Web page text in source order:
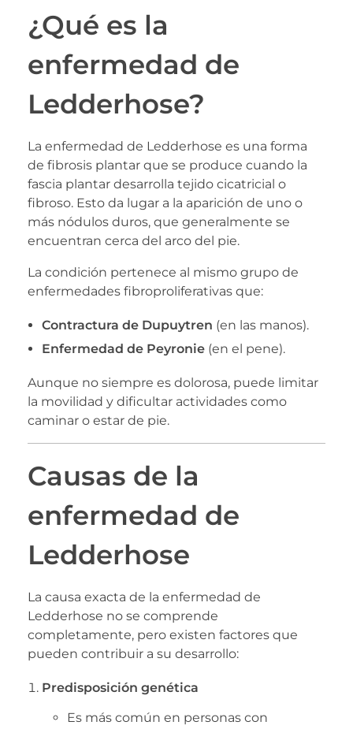
¿Qué es la
enfermedad de
Ledderhose?
La enfermedad de Ledderhose es una forma
de fibrosis plantar que se produce cuando la
fascia plantar desarrolla tejido cicatricial o
fibroso. Esto da lugar a la aparición de uno o
más nódulos duros, que generalmente se
encuentran cerca del arco del pie.
La condición pertenece al mismo grupo de
enfermedades fibroproliferativas que:
Contractura de Dupuytren (en las manos).
Enfermedad de Peyronie(en el pene).
Aunque no siempre es dolorosa, puede limitar
la movilidad y dificultar actividades como
caminar o estar de pie.
Causas de la
enfermedad de
Ledderhose
La causa exacta de la enfermedad de
Ledderhose no se comprende
completamente, pero existen factores que
pueden contribuir a su desarrollo:
Predisposición genética
Es más común en personas con